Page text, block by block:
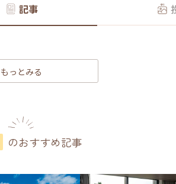
記事
もっとみる
のおすすめ記事